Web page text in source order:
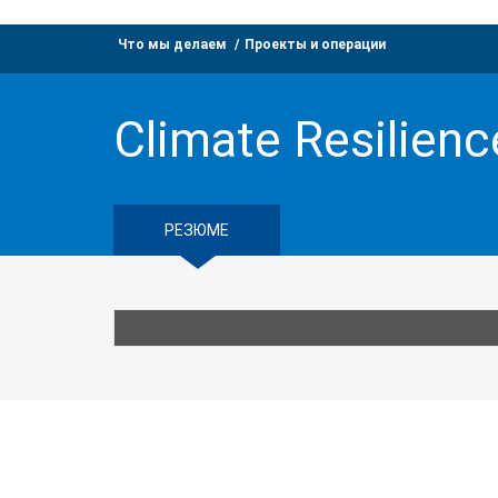
Что мы делаем Проекты и операции
Climate
РЕЗЮМЕ